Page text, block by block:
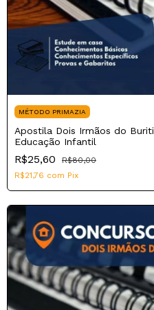
MÉTODO PRIMAZIA
Apostila Dois Irmãos do
Educação Infantil
R$25,60
R$80,00
R$21,76 com Pix